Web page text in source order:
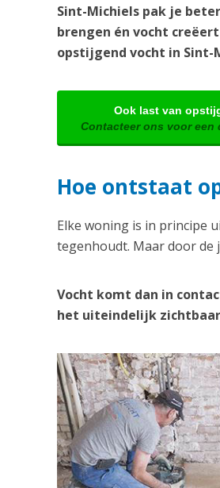
Sint-Michiels pak je
brengen én vocht
opstijgend vocht in Sint-
Ook last van
Contacteer ons voor
Hoe ontstaat
Elke woning is in principe
tegenhoudt. Maar door de
Vocht komt dan in
het uiteindelijk